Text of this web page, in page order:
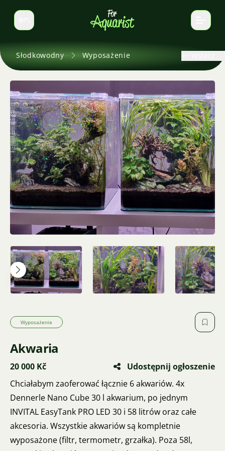
Zmień język
Słodkowodny Wyposażenie
Wyposażenie
Akwaria
20 000 Kč
Udostępnij ogłoszenie
Chciałabym zaoferować łącznie 6 akwariów. 4x
Dennerle Nano Cube 30 l akwarium, po jednym
INVITAL EasyTank PRO LED 30 i 58 litrów oraz całe
akcesoria. Wszystkie akwariów są kompletnie
wyposażone (filtr, termometr, grzałka). Poza 58l,